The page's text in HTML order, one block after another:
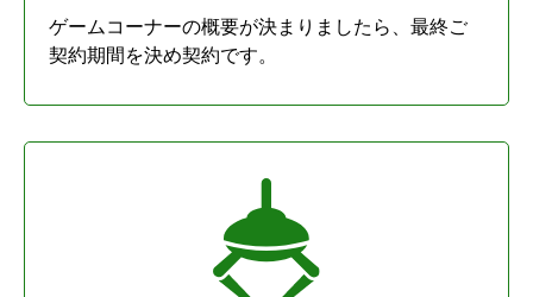
ゲームコーナーの概要が決まりましたら、最終ご
契約期間を決め契約です。